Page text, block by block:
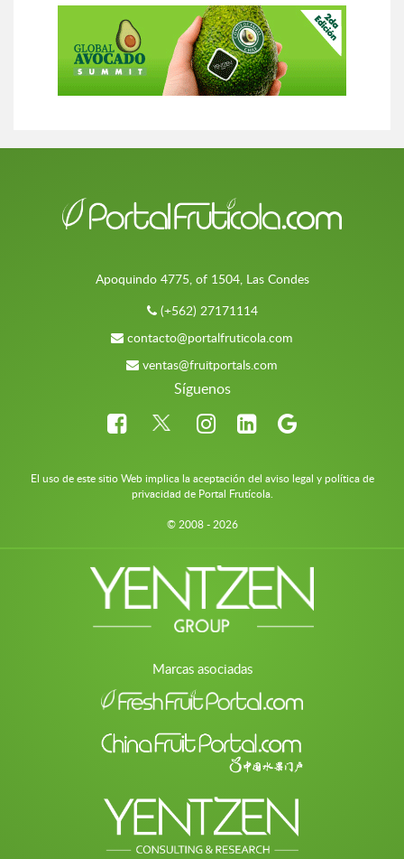
Apoquindo 4775, of 1504, Las Condes
(+562) 27171114
contacto@portalfruticola.com
ventas@fruitportals.com
Síguenos
El uso de este sitio Web implica la aceptación del aviso legal y política de
privacidad de Portal Frutícola.
© 2008 - 2026
Marcas asociadas